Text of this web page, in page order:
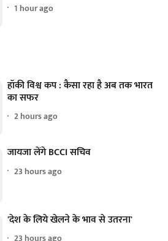
1 hour ago
हॉकी विश्व कप : कैसा रहा है अब तक भारत
का सफर
2 hours ago
जायजा लेंगे BCCI सचिव
23 hours ago
'देश के लिये खेलने के भाव से उतरना'